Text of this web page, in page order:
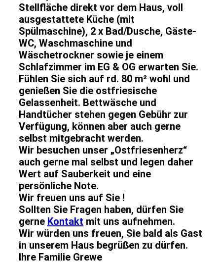
Stellfläche direkt vor dem Haus, voll
ausgestattete Küche (mit
Spülmaschine), 2 x Bad/Dusche, Gäste-
WC, Waschmaschine und
Wäschetrockner sowie je einem
Schlafzimmer im EG & OG erwarten Sie.
Fühlen Sie sich auf rd. 80 m² wohl und
genießen Sie die ostfriesische
Gelassenheit. Bettwäsche und
Handtücher stehen gegen Gebühr zur
Verfügung, können aber auch gerne
selbst mitgebracht werden.
Wir besuchen unser „Ostfriesenherz“
auch gerne mal selbst und legen daher
Wert auf Sauberkeit und eine
persönliche Note.
Wir freuen uns auf Sie !
Sollten Sie Fragen haben, dürfen Sie
gerne Kontakt mit uns aufnehmen.
Wir würden uns freuen, Sie bald als Gast
in unserem Haus begrüßen zu dürfen.
Ihre Familie Grewe